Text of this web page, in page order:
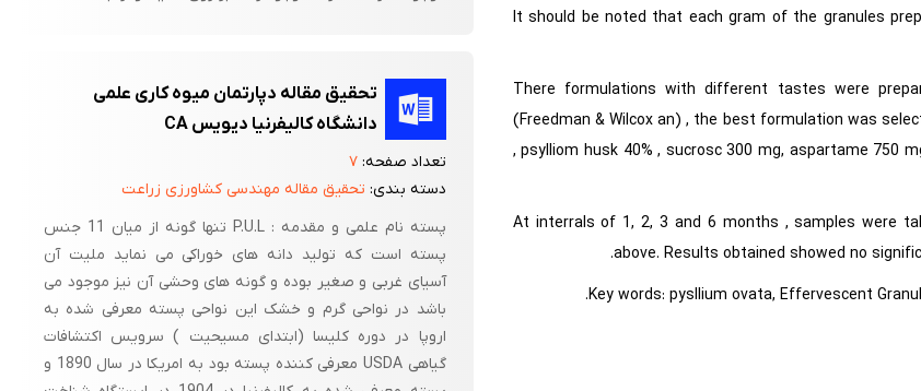
It should be noted that each gram of the granules
There formulations with different tastes were
(Freedman & Wilcox an) , the best formulation was
, psylliom husk 40% , sucrosc 300 mg, aspartame 750
At interrals of 1, 2, 3 and 6 months , samples were
above. Results obtained showed no
Key words: pysllium ovata, Effervescent
تحقیق مقاله ‌دپارتمان میوه کاری علمی
دانشگاه کالیفرنیا دیویس CA
تعداد صفحه:۷
دسته بندی: تحقیق مقاله مهندسی کشاورزی زراعت
پسته نام علمی و مقدمه : P.U.L تنها گونه از میان 11 جنس
پسته است که تولید دانه های خوراکی می نماید ملیت آن
آسیای غربی و صغیر بوده و گونه های وحشی آن نیز موجود می
باشد در نواحی گرم و خشک این نواحی پسته معرفی شده به
اروپا در دوره کلیسا (ابتدای مسیحیت ) سرویس اکتشافات
گیاهی USDA معرفی کننده پسته بود به امریکا در سال 1890 و